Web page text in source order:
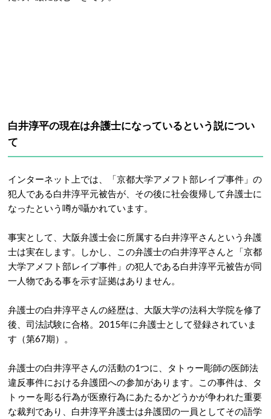
白井淳平の現在は弁護士になっているという説につい
て
インターネット上では、「京都大学アメフト部レイプ事件」の
犯人である白井淳平元被告が、その後に社会復帰して弁護士に
なったという噂が囁かれています。
事実として、大阪弁護士会に所属する白井淳平さんという弁護
士は実在します。しかし、この弁護士の白井淳平さんと「京都
大学アメフト部レイプ事件」の犯人である白井淳平元被告が同
一人物である事を示す証拠はありません。
弁護士の白井淳平さんの経歴は、 大阪大学の法科大学院を修了
後、司法試験に合格。2015年に弁護士として登録されていま
す（第67期）。
弁護士の白井淳平さんの活動の1つに、タトゥー彫師の医師法
違反事件における弁護団への参加があります。
この事件は、タ
トゥーを彫る行為が医療行為にあたるかどうかが争われた重要
な裁判であり、白井淳平弁護士は弁護団の一員としてその語学